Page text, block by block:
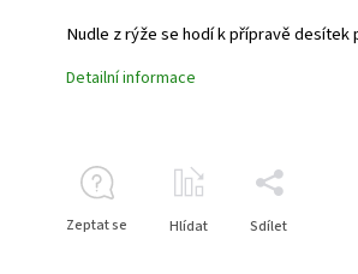
Nudle z rýže se hodí k přípravě desítek
Detailní informace
Zeptat se Hlídat Sdílet